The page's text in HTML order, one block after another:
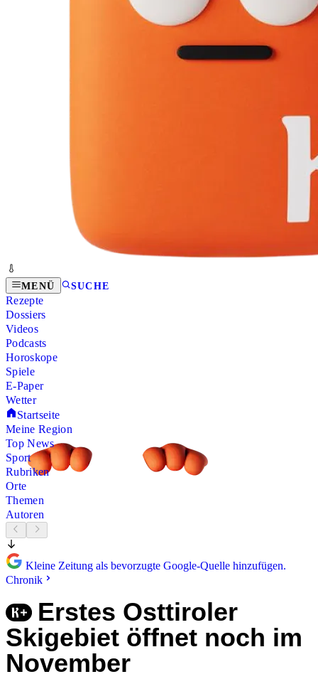
MENÜ SUCHE
Rezepte
Dossiers
Videos
Podcasts
Horoskope
Spiele
E-Paper
Wetter
Startseite
Meine Region
Top News
Sport
Rubriken
Orte
Themen
Autoren
Kleine Zeitung als bevorzugte Google-Quelle hinzufügen.
Chronik
Erstes Osttiroler
Skigebiet öffnet noch im
November